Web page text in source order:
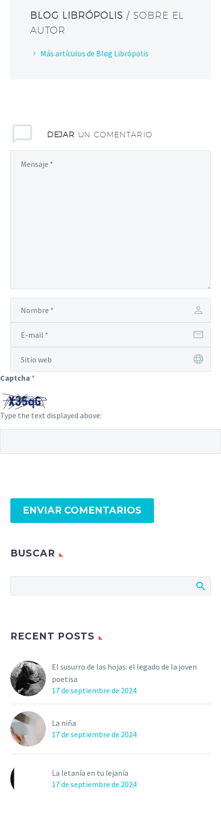
BLOG LIBRÓPOLIS / SOBRE EL
AUTOR
Más artículos de Blog Librópolis
DEJAR UN COMENTARIO
Captcha *
Type the text displayed above:
ENVIAR COMENTARIOS
BUSCAR
RECENT POSTS
El susurro de las hojas: el legado de la joven
poetisa
17 de septiembre de 2024
La niña
17 de septiembre de 2024
La letanía en tu lejanía
17 de septiembre de 2024